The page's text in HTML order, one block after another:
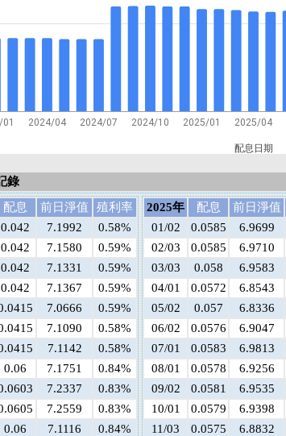
2024/04 2024/07 2024/10 2025/01 2025/04
配息日期
錄
配息 前日淨值
殖利率
0.042 7.1992
0.58%
0.042 7.1580
0.59%
0.042 7.1331
0.59%
0.042 7.1367
0.59%
7.0666
0.59%
7.1090
0.58%
7.1142
0.58%
0.06 7.1751
0.84%
7.2337
0.83%
7.2559
0.83%
0.06 7.1116
0.84%
2025年 配息 前日淨值
01/02
0.0585 6.9699
02/03
0.0585 6.9710
03/03
0.058 6.9583
04/01
0.0572 6.8543
05/02
0.057 6.8336
06/02
0.0576 6.9047
07/01
0.0583 6.9813
08/01
0.0578 6.9256
09/02
0.0581 6.9535
10/01
0.0579 6.9398
11/03
0.0575 6.8832